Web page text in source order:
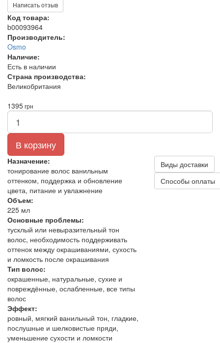
Написать отзыв
Код товара:
b00093964
Производитель:
Osmo
Наличие:
Есть в наличии
Страна производства:
Великобритания
1395грн
В корзину
Назначение:
тонирование волос ванильным
оттенком, поддержка и обновление
цвета, питание и увлажнение
Объем:
225 мл
Основные проблемы:
тусклый или невыразительный тон
волос, необходимость поддерживать
оттенок между окрашиваниями, сухость
и ломкость после окрашивания
Тип волос:
окрашенные, натуральные, сухие и
повреждённые, ослабленные, все типы
волос
Эффект:
ровный, мягкий ванильный тон, гладкие,
послушные и шелковистые пряди,
уменьшение сухости и ломкости
Виды доставки
Способы оплаты